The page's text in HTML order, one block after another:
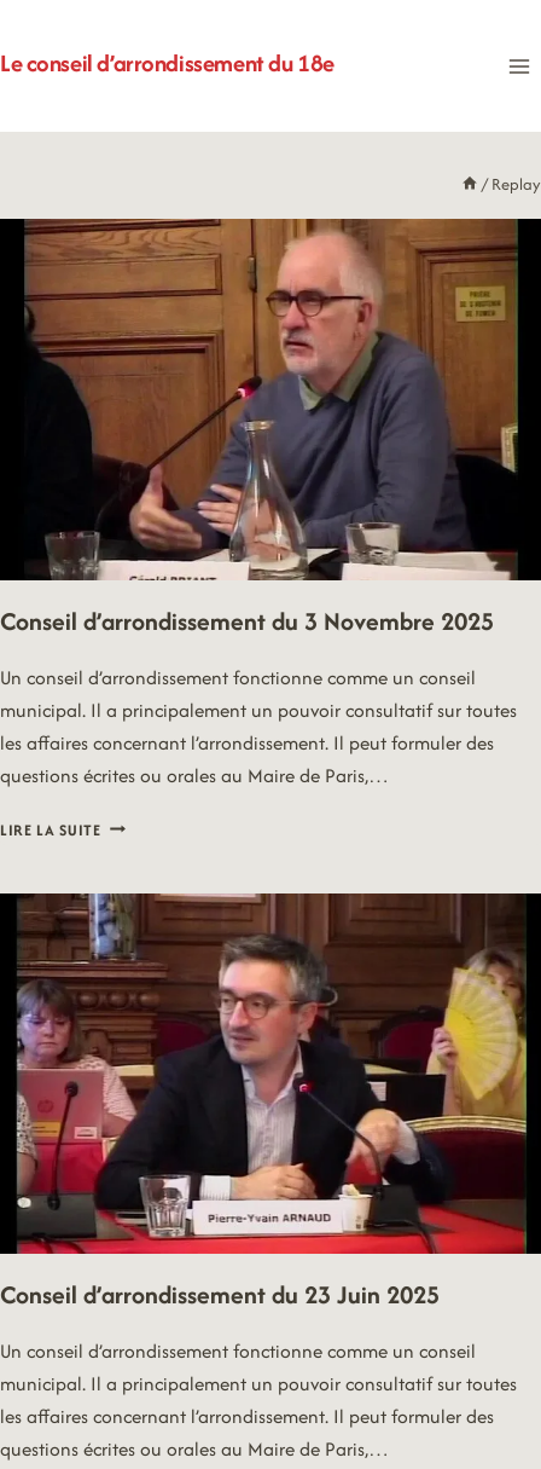
au
contenu
Le conseil d’arrondissement du 18e
/ Replay
Conseil d’arrondissement du 3 Novembre 2025
Un conseil d’arrondissement fonctionne comme un conseil
municipal. Il a principalement un pouvoir consultatif sur toutes
les affaires concernant l’arrondissement. Il peut formuler des
questions écrites ou orales au Maire de Paris,…
LIRE LA SUITECONSEIL
3
NOVEMBRE
2025
Conseil d’arrondissement du 23 Juin 2025
Un conseil d’arrondissement fonctionne comme un conseil
municipal. Il a principalement un pouvoir consultatif sur toutes
les affaires concernant l’arrondissement. Il peut formuler des
questions écrites ou orales au Maire de Paris,…